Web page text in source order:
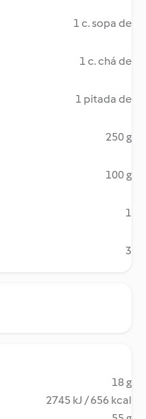
1 c. sopa de
1 c. chá de
1 pitada de
250 g
100 g
1
3
18 g
2745 kJ / 656 kcal